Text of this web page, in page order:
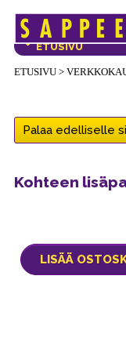
ETUSIVU>
VERKKOKAUPAN
ETUSIVU
Palaa edelliselle
Kohteen